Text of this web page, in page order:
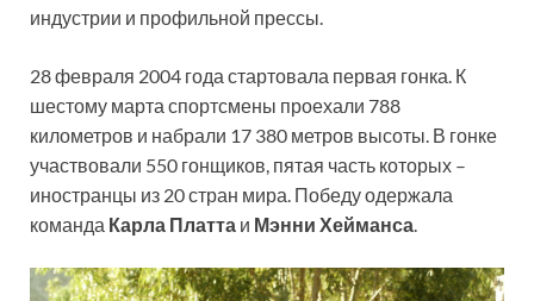
индустрии и профильной прессы.
28 февраля 2004 года стартовала первая гонка. К
шестому марта спортсмены проехали 788
километров и набрали 17 380 метров высоты. В гонке
участвовали 550 гонщиков, пятая часть которых –
иностранцы из 20 стран мира. Победу одержала
команда Карла Платта и Мэнни Хейманса.